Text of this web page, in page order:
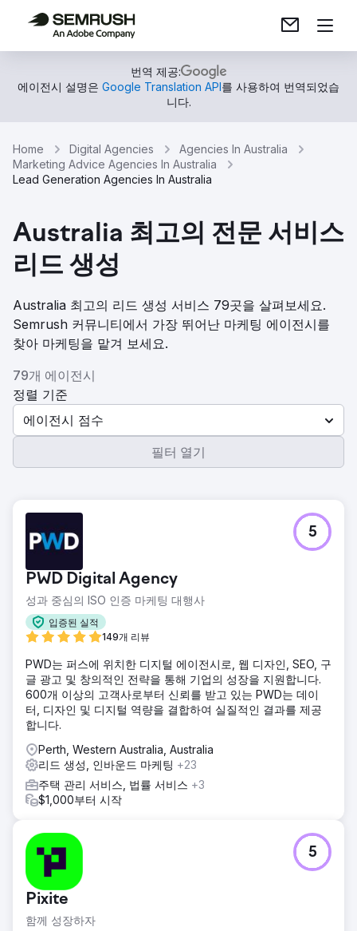
번역 제공:
에이전시 설명은 Google Translation API를 사용하여 번역되었습
니다.
Home Digital Agencies
Agencies In Australia
Marketing Advice Agencies In Australia
Lead Generation Agencies In Australia
Australia 최고의 전문 서비스
리드 생성
Australia 최고의 리드 생성 서비스 79곳을 살펴보세요.
Semrush 커뮤니티에서 가장 뛰어난 마케팅 에이전시를
찾아 마케팅을 맡겨 보세요.
79개 에이전시
정렬 기준
에이전시 점수
필터 열기
PWD Digital Agency
성과 중심의 ISO 인증 마케팅 대행사
입증된 실적
149개 리뷰
5
PWD는 퍼스에 위치한 디지털 에이전시로, 웹 디자인, SEO, 구
글 광고 및 창의적인 전략을 통해 기업의 성장을 지원합니다.
600개 이상의 고객사로부터 신뢰를 받고 있는 PWD는 데이
터, 디자인 및 디지털 역량을 결합하여 실질적인 결과를 제공
합니다.
Perth, Western Australia, Australia
리드 생성, 인바운드 마케팅 +23
주택 관리 서비스, 법률 서비스 +3
$1,000부터 시작
Pixite
함께 성장하자
5